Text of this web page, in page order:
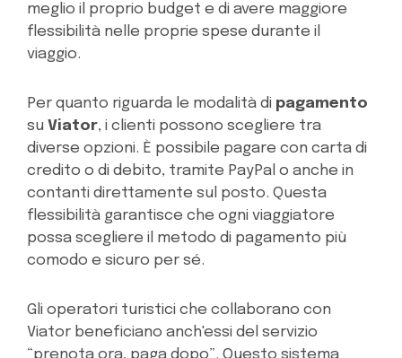
meglio il proprio budget e di avere maggiore
flessibilità nelle proprie spese durante il
viaggio.
Per quanto riguarda le modalità di pagamento
su Viator, i clienti possono scegliere tra
diverse opzioni. È possibile pagare con carta di
credito o di debito, tramite PayPal o anche in
contanti direttamente sul posto. Questa
flessibilità garantisce che ogni viaggiatore
possa scegliere il metodo di pagamento più
comodo e sicuro per sé.
Gli operatori turistici che collaborano con
Viator beneficiano anch'essi del servizio
“prenota ora, paga dopo”. Questo sistema